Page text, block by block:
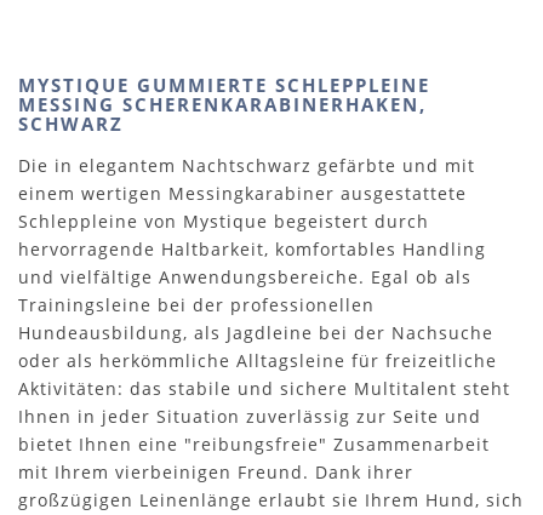
MYSTIQUE GUMMIERTE SCHLEPPLEINE
MESSING SCHERENKARABINERHAKEN,
SCHWARZ
Die in elegantem Nachtschwarz gefärbte und mit
einem wertigen Messingkarabiner ausgestattete
Schleppleine von Mystique begeistert durch
hervorragende Haltbarkeit, komfortables Handling
und vielfältige Anwendungsbereiche. Egal ob als
Trainingsleine bei der professionellen
Hundeausbildung, als Jagdleine bei der Nachsuche
oder als herkömmliche Alltagsleine für freizeitliche
Aktivitäten: das stabile und sichere Multitalent steht
Ihnen in jeder Situation zuverlässig zur Seite und
bietet Ihnen eine "reibungsfreie" Zusammenarbeit
mit Ihrem vierbeinigen Freund. Dank ihrer
großzügigen Leinenlänge erlaubt sie Ihrem Hund, sich